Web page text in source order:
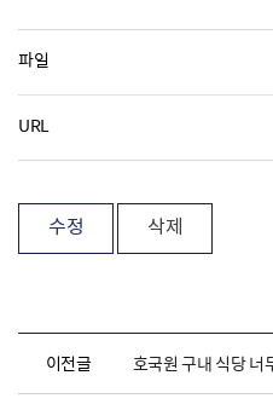
파일
URL
수정 삭제
이전글 호국원 구내 식당 너